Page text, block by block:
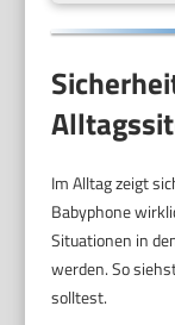
Im Alltag zeigt
Babyphone
Situationen in
werden. So
solltest.